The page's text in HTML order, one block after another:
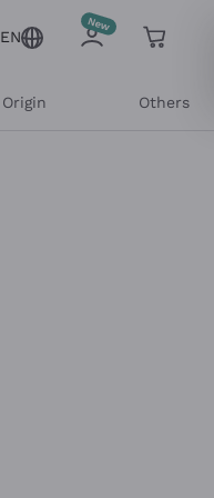
EN
Origin Others